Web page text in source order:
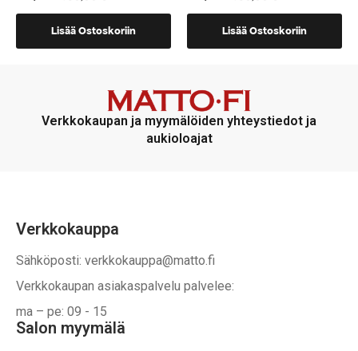
hinta
750,00 €.
hinta
360,00 €.Lisää Ostoskoriin
hinta
750,00 €.
hinta
360,00 €.Lisää Ostoskoriin
Verkkokaupan ja myymälöiden yhteystiedot ja
aukioloajat
Verkkokauppa
Sähköposti: verkkokauppa@matto.fi
Verkkokaupan asiakaspalvelu palvelee:
ma – pe: 09 - 15
Salon myymälä